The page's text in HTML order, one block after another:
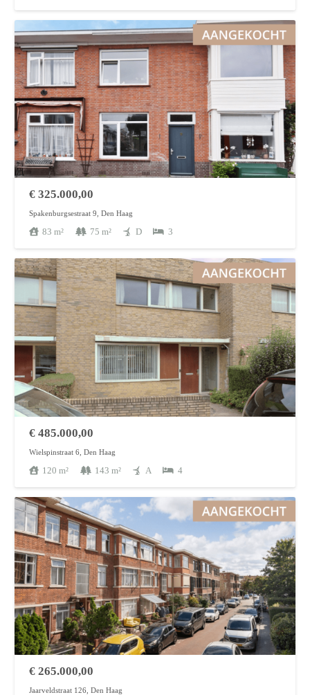
€ 325.000,00
Spakenburgsestraat 9, Den Haag
83 m² 75 m² D 3
€ 485.000,00
Wielspinstraat 6, Den Haag
120 m² 143 m² A 4
€ 265.000,00
Jaarveldstraat 126, Den Haag